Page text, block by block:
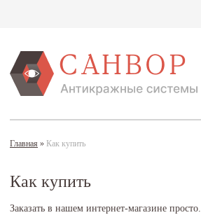
Главная » Как купить
Как купить
Заказать в нашем интернет-магазине просто.